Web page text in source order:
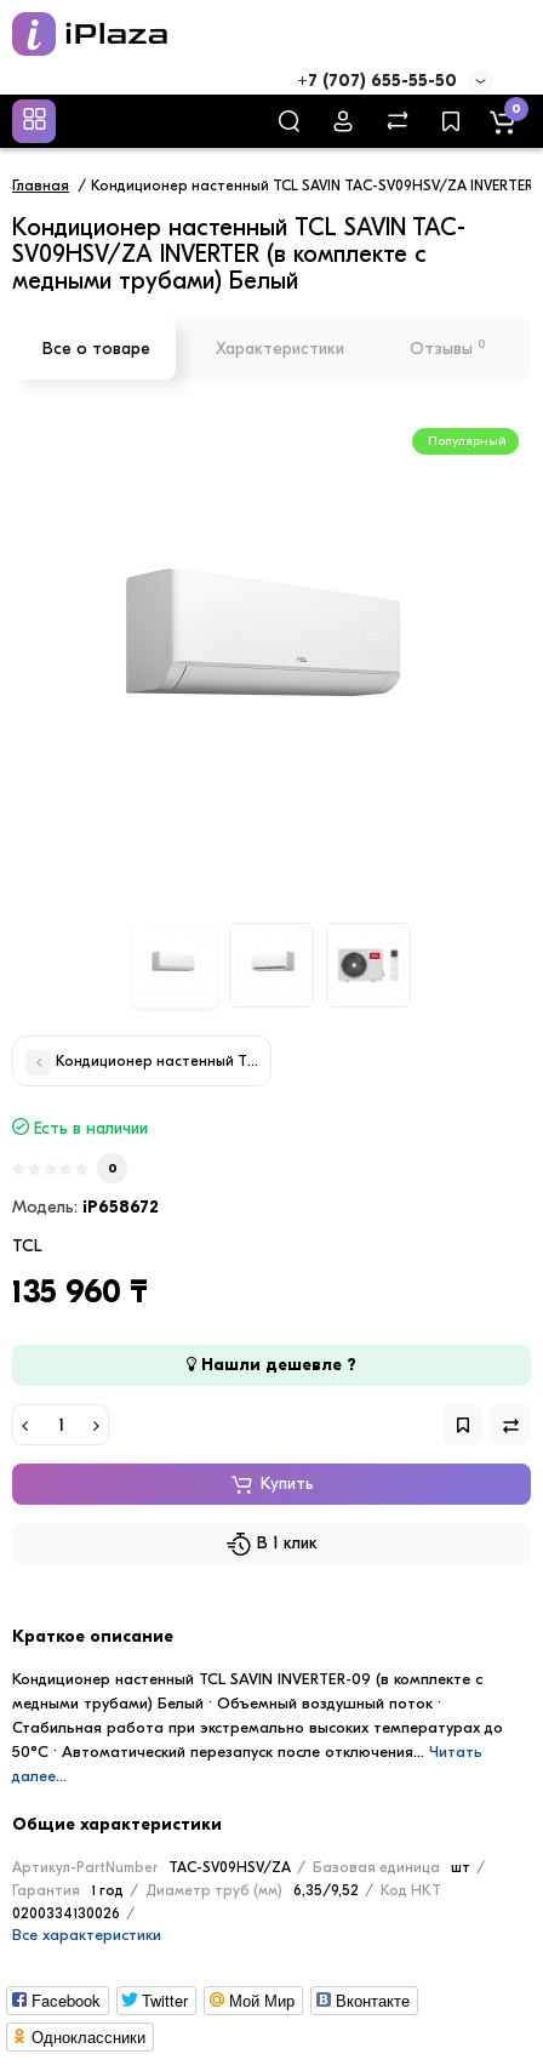
+7 (707) 655-55-50
0
Главная Кондиционер настенный TCL SAVIN TAC-SV09HSV/ZA
Кондиционер настенный TCL SAVIN TAC-
SV09HSV/ZA INVERTER (в комплекте с
медными трубами) Белый
Все о товаре Характеристики Отзывы 0
Популярный
Кондиционер настенный TCL SAVIN TAC-SV12HS/ZB (в комплекте
Есть в наличии
0
Модель: iP658672
TCL
135 960 ₸
Нашли дешевле ?
Купить
В 1 клик
Краткое описание
Кондиционер настенный TCL SAVIN INVERTER-09 (в комплекте с
медными трубами) Белый · Объемный воздушный поток ·
Стабильная работа при экстремально высоких температурах до
50°C · Автоматический перезапуск после отключения... Читать
далее...
Общие характеристики
Артикул-PartNumber TAC-SV09HSV/ZA Базовая единица
шт
Гарантия
1 год Диаметр труб (мм) 6,35/9,52
Код НКТ
0200334130026
Все характеристики
Facebook Twitter Мой Мир
Вконтакте
Одноклассники